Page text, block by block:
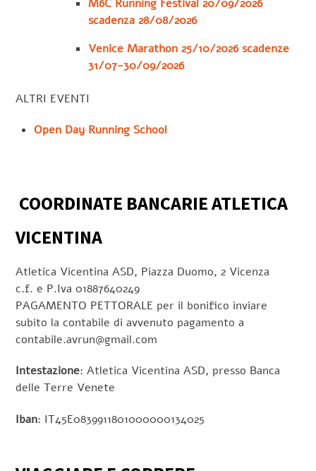
M6C Running Festival 20/09/2026
scadenza 28/08/2026
Venice Marathon 25/10/2026 scadenze
31/07-30/09/2026
ALTRI EVENTI
Open Day Running School
COORDINATE BANCARIE ATLETICA
VICENTINA
Atletica Vicentina ASD, Piazza Duomo, 2 Vicenza
c.f. e P.Iva 01887640249
PAGAMENTO PETTORALE per il bonifico inviare
subito la contabile di avvenuto pagamento a
contabile.avrun@gmail.com
Intestazione: Atletica Vicentina ASD, presso Banca
delle Terre Venete
Iban: IT45E0839911801000000134025